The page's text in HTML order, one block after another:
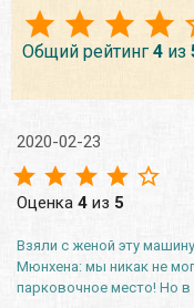
Общий рейтинг 4 из
2020-02-23
Оценка 4 из 5
Взяли с женой эту
Мюнхена: мы никак не
парковочное место! Но